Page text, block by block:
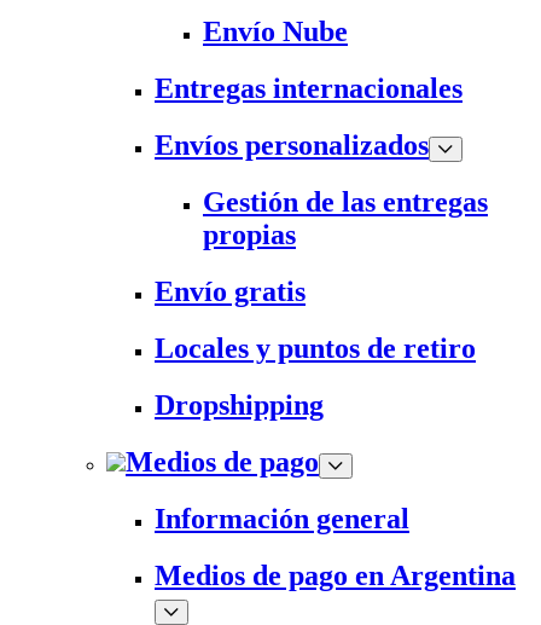
Envío Nube
Entregas internacionales
Envíos personalizados
Gestión de las entregas
propias
Envío gratis
Locales y puntos de retiro
Dropshipping
Medios de pago
Información general
Medios de pago en Argentina